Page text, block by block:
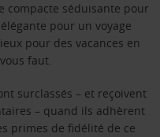
compacte séduisante pour
pour un voyage
pour des vacances en
faut.
surclassés – et reçoivent
– quand ils adhèrent
primes de fidélité de ce